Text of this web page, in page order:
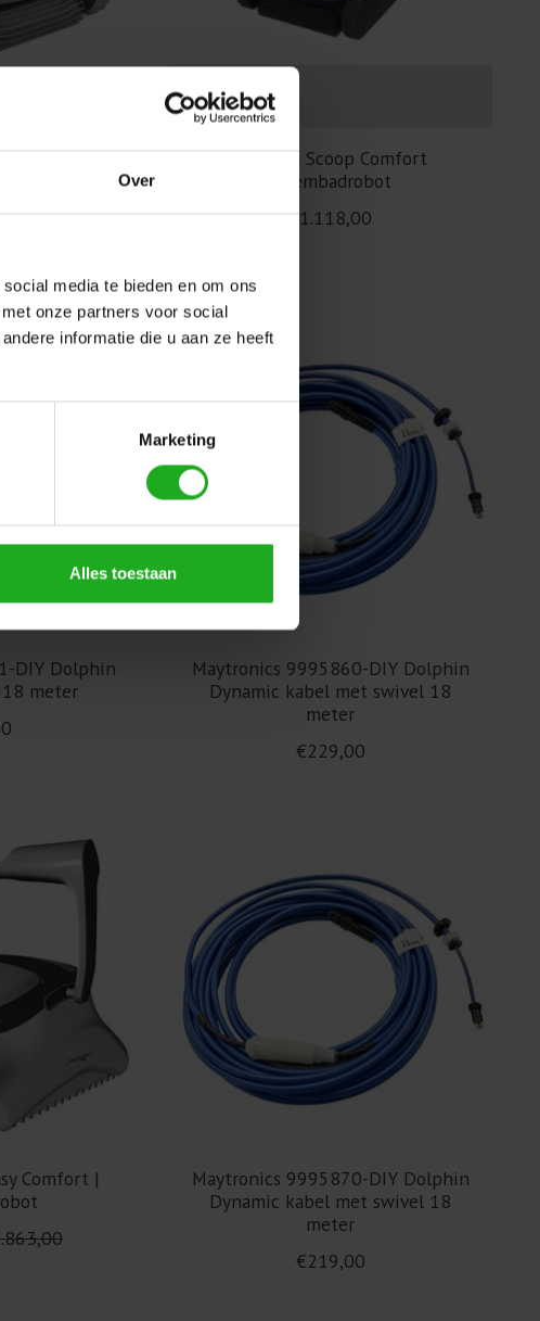
Over
media te bieden en om ons
onze partners voor social
informatie die u aan ze heeft
Marketing
Alles toestaan
Smart |
Dolphin Scoop Comfort
Zwembadrobot
€1.118,00
DIY Dolphin
meter
Maytronics 9995860-DIY Dolphin
Dynamic kabel met swivel 18
meter
€229,00
Comfort |
Maytronics 9995870-DIY Dolphin
Dynamic kabel met swivel 18
meter
€219,00